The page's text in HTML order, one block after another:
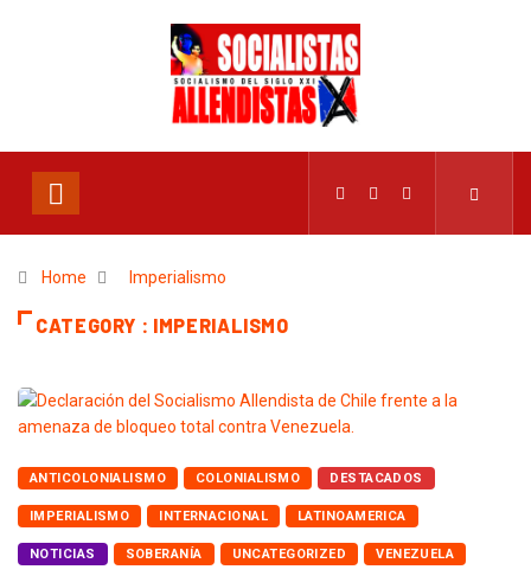
Home Imperialismo
CATEGORY : IMPERIALISMO
ANTICOLONIALISMO COLONIALISMO DESTACADOS
IMPERIALISMO INTERNACIONAL LATINOAMERICA
NOTICIAS SOBERANÍA UNCATEGORIZED VENEZUELA